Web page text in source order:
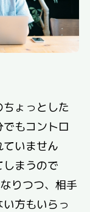
ょっとした
もコントロ
いません
まうので
りつつ、相手
方もいらっ